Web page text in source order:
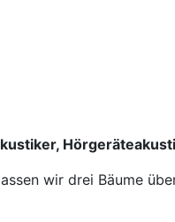
wir drei Bäume